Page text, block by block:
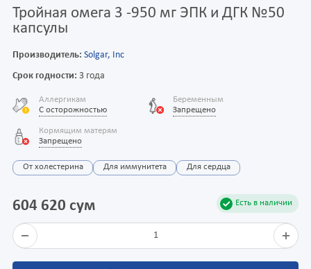
Тройная омега 3 -950 мг ЭПК и ДГК №50
капсулы
Производитель: Solgar, Inc
Срок годности: 3 года
Аллергикам
С осторожностью
Беременным
Запрещено
Кормящим матерям
Запрещено
От холестерина Для иммунитета Для сердца
Есть в наличии
604 620 сум
1